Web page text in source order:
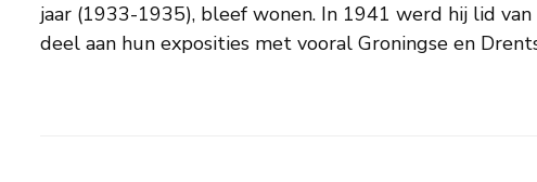
jaar (1933-1935), bleef wonen. In 1941 werd hij lid
deel aan hun exposities met vooral Groningse en
natuur werken met de andere Ploeg-schilders.